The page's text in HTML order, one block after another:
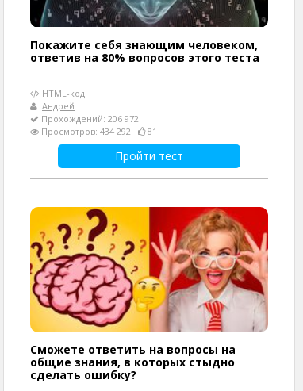
Покажите себя знающим человеком,
ответив на 80% вопросов этого теста
HTML-код
Андрей
Прохождений: 206 972
Просмотров: 434 292
81
Пройти тест
Сможете ответить на вопросы на
общие знания, в которых стыдно
сделать ошибку?